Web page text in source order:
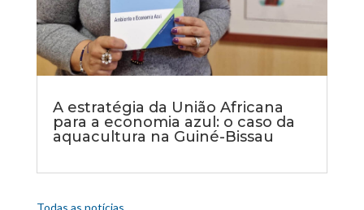
A estratégia da União Africana
para a economia azul: o caso da
aquacultura na Guiné-Bissau